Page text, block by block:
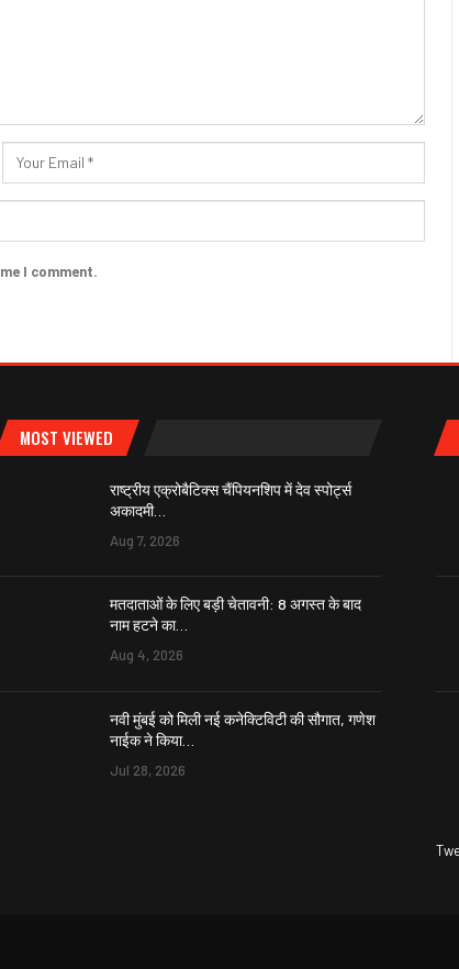
I comment.
MOST VIEWED
राष्ट्रीय एक्रोबैटिक्स चैंपियनशिप में देव स्पोर्ट्स
अकादमी…
Aug 7, 2026
मतदाताओं के लिए बड़ी चेतावनी: 8 अगस्त के बाद
नाम हटने का…
Aug 4, 2026
नवी मुंबई को मिली नई कनेक्टिविटी की सौगात, गणेश
नाईक ने किया…
Jul 28, 2026